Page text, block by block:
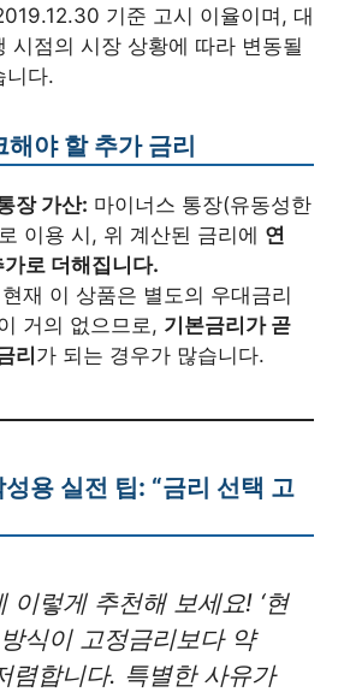
기준 고시 이율이며, 대
시점의 시장 상황에 따라 변동될
니다.
해야 할 추가 금리
장 가산: 마이너스 통장(유동성한
이용 시, 위 계산된 금리에 연
로 더해집니다.
현재 이 상품은 별도의 우대금리
거의 없으므로, 기본금리가 곧
리 가 되는 경우가 많습니다.
용 실전 팁: “금리 선택 고
이렇게 추천해 보세요! ‘현
식이 고정금리보다 약
렴합니다. 특별한 사유가